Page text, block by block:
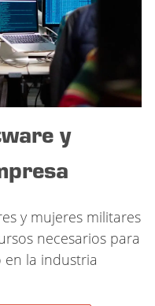
y
y mujeres militares
necesarios para
la industria